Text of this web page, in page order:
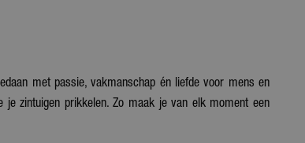
met passie, vakmanschap én liefde voor mens en
zintuigen prikkelen. Zo maak je van elk moment een